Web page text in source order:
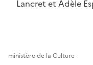
Lancret et Adèle
ministère de la Culture